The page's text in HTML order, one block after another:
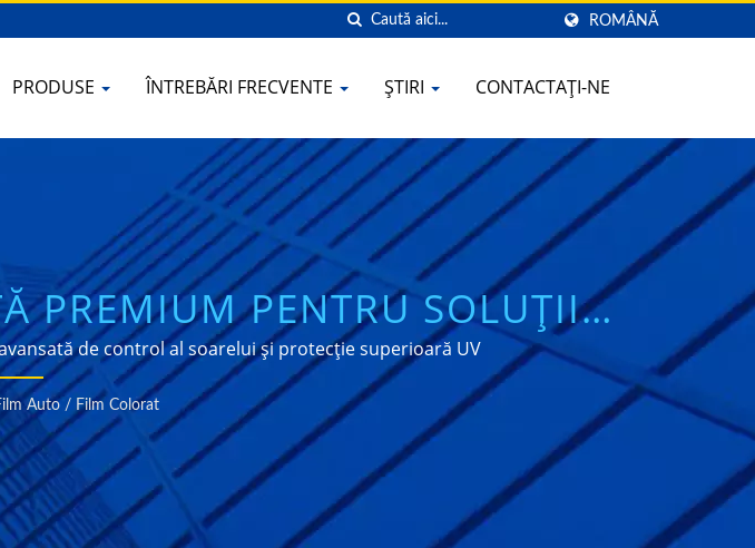
ROMÂNĂ
PRODUSE ÎNTREBĂRI FRECVENTE ȘTIRI CONTACTAȚI-NE
PREMIUM PENTRU SOLUȚII
A MAȘINILOR
de control al soarelui și protecție superioară UV
Auto / Film Colorat